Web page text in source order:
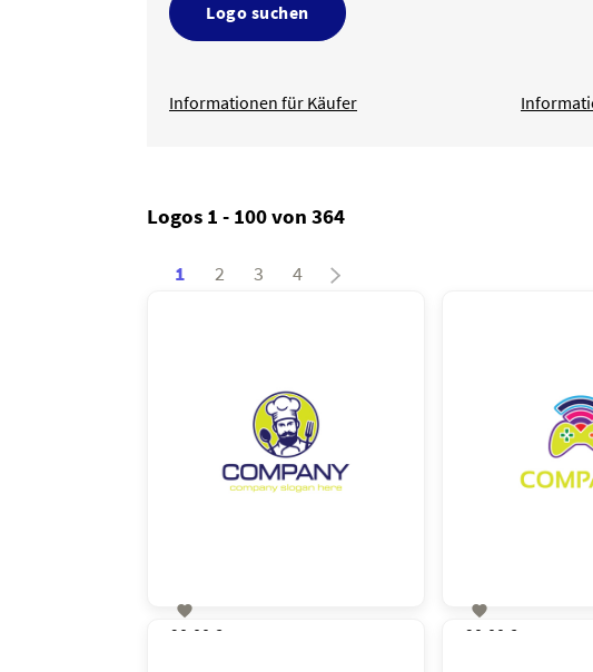
Logo suchen
Informationen für Käufer
Logos 1 - 100 von 364
1 2 3 4

90,00 €

90,00 €